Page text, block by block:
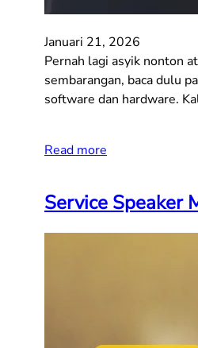
Januari 21, 2026
Pernah lagi asyik nonton
sembarangan, baca dulu
software dan hardware.
Read more
Service Speaker